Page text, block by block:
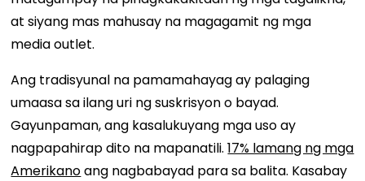
at siyang mas mahusay na magagamit ng mga
media outlet.
Ang tradisyunal na pamamahayag ay palaging
umaasa sa ilang uri ng suskrisyon o bayad.
Gayunpaman, ang kasalukuyang mga uso ay
nagpapahirap dito na mapanatili.17% lamang ng mga
Amerikanoang nagbabayad para sa balita. Kasabay